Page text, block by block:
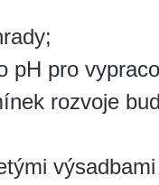
pH pro
rozvoje